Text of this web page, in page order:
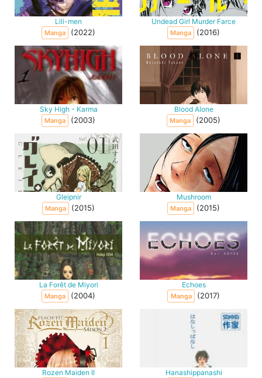
Lili-men
Manga (2022)
Undead Girl Murder Farce
Manga (2016)
Sky High - Karma
Manga (2003)
Blood Alone
Manga (2005)
Gleipnir
Manga (2015)
Mushroom
Manga (2015)
La Forêt de Miyori
Manga (2004)
Echoes
Manga (2017)
Rozen Maiden II Hanashippanashi